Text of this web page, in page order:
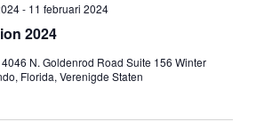
2024
- 11 februari 2024
4046 N. Goldenrod Road Suite 156 Winter
Florida, Verenigde Staten